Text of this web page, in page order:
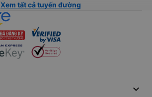
Xem tất cả tuyến đường
keyboard_arrow_down